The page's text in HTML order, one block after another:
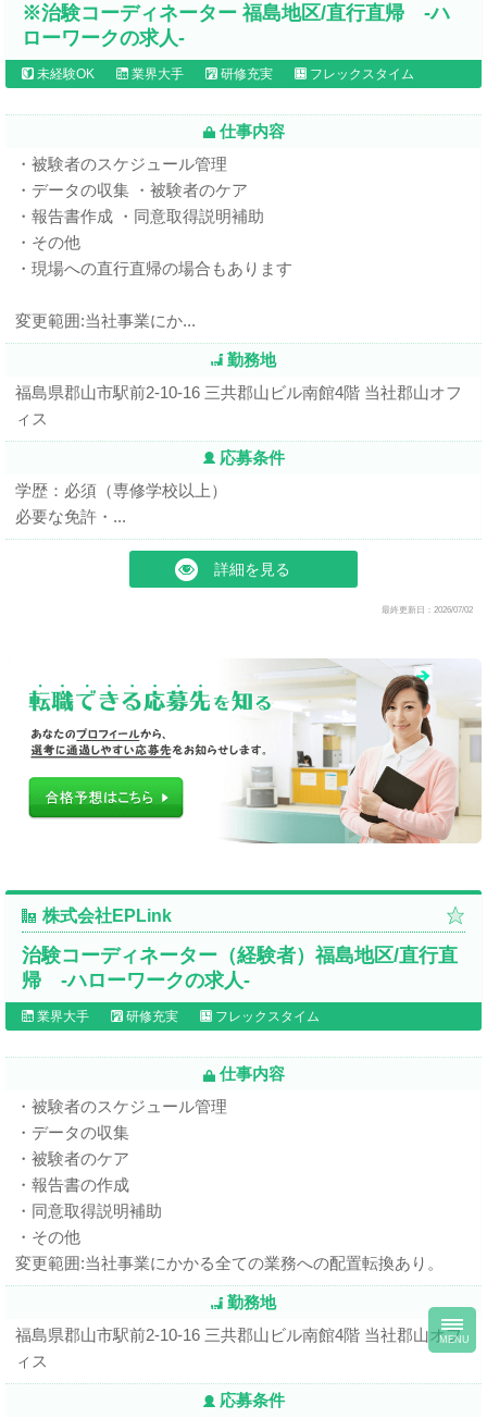
※治験コーディネーター 福島地区/直行直帰 -ハ
ローワークの求人-
未経験OK 業界大手 研修充実 フレックスタイム
仕事内容
・被験者のスケジュール管理
・データの収集 ・被験者のケア
・報告書作成 ・同意取得説明補助
・その他
・現場への直行直帰の場合もあります
変更範囲:当社事業にか...
勤務地
福島県郡山市駅前2-10-16 三共郡山ビル南館4階 当社郡山オフ
ィス
応募条件
学歴：必須（専修学校以上）
必要な免許・...
詳細を見る
最終更新日：2026/07/02
株式会社EPLink
治験コーディネーター（経験者）福島地区/直行直
帰 -ハローワークの求人-
業界大手 研修充実 フレックスタイム
仕事内容
・被験者のスケジュール管理
・データの収集
・被験者のケア
・報告書の作成
・同意取得説明補助
・その他
変更範囲:当社事業にかかる全ての業務への配置転換あり。
勤務地
福島県郡山市駅前2-10-16 三共郡山ビル南館4階 当社郡山オフ
ィス
応募条件
MENU